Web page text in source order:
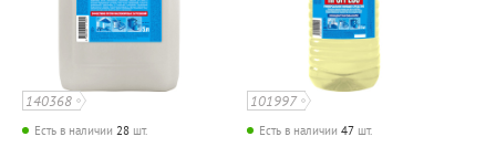
140368
Есть в наличии 28 шт.
101997
Есть в наличии 47 шт.